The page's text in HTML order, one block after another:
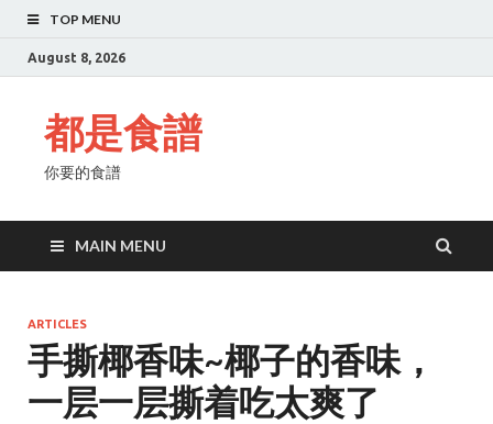
TOP MENU
August 8, 2026
都是食譜
你要的食譜
MAIN MENU
ARTICLES
手撕椰香味~椰子的香味，
一层一层撕着吃太爽了